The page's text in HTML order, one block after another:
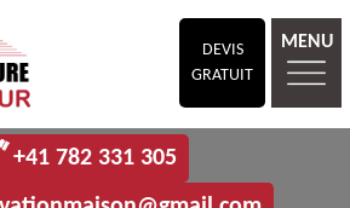
DEVIS
GRATUIT
MENU
+41 782 331 305